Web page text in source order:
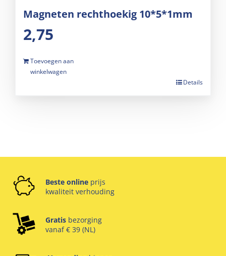
Magneten rechthoekig 10*5*1mm
2,75
Toevoegen aan
winkelwagen
Details
Beste online prijs
kwaliteit verhouding
Gratis bezorging
vanaf € 39 (NL)